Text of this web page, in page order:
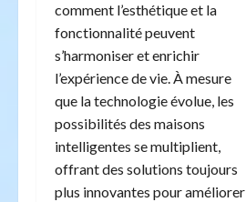
comment l’esthétique et la
fonctionnalité peuvent
s’harmoniser et enrichir
l’expérience de vie. À mesure
que la technologie évolue, les
possibilités des maisons
intelligentes se multiplient,
offrant des solutions toujours
plus innovantes pour améliorer